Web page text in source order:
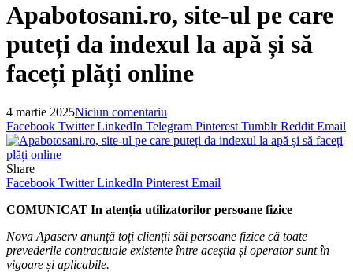
Apabotosani.ro, site-ul pe care
puteți da indexul la apă și să
faceți plăți online
4 martie 2025Niciun comentariu
Facebook Twitter LinkedIn Telegram Pinterest Tumblr Reddit Email
Share
Facebook Twitter LinkedIn Pinterest Email
COMUNICAT In atenția utilizatorilor persoane fizice
Nova Apaserv anunță toți clienții săi persoane fizice că toate
prevederile contractuale existente între aceștia și operator sunt în
vigoare și aplicabile.